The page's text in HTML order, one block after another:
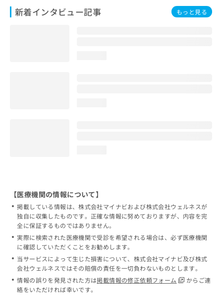
新着インタビュー記事 もっと見る
【医療機関の情報について】
掲載している情報は、株式会社マイナビおよび株式会社ウェルネスが
独自に収集したものです。正確な情報に努めておりますが、内容を完
全に保証するものではありません。
実際に検索された医療機関で受診を希望される場合は、必ず医療機関
に確認していただくことをお勧めします。
当サービスによって生じた損害について、株式会社マイナビ及び株式
会社ウェルネスではその賠償の責任を一切負わないものとします。
情報の誤りを発見された方は掲載情報の修正依頼フォーム
からご連
絡をいただければ幸いです。